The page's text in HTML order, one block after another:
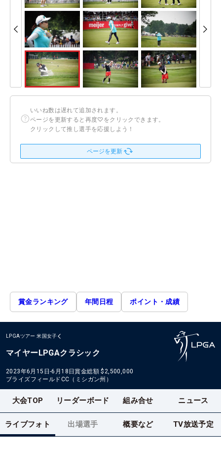
いいね数は遅れて追加されます。
ページを更新すると再度♡をクリックできます。
クリックして推し選手を応援しよう！
ページを更新
賞金ランキング 年間日程 ポイント・成績
LPGAツアー 米国女子
マイヤーLPGAクラシック
2023年6月15日-6月18日賞金総額 $2,500,000
ブライズフィールドCC（ミシガン州）
大会TOP リーダーボード 組み合せ ニュース
ライブフォト 出場選手 概要など TV放送予定